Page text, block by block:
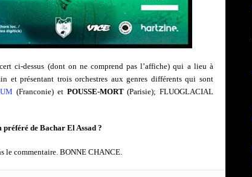
ci-dessus (dont on ne comprend pas l’affiche) qui a lieu à
et présentant trois orchestres aux genres différents qui sont
(Franconie) et POUSSE-MORT(Parisie); FLUOGLACIAL
préféré de Bachar El Assad ?
le commentaire. BONNE CHANCE.